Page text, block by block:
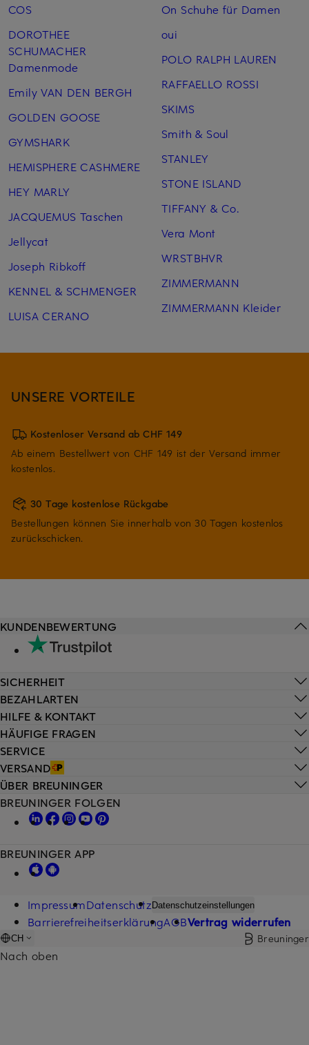
COS
DOROTHEE
SCHUMACHER
Damenmode
Emily VAN DEN BERGH
GOLDEN GOOSE
GYMSHARK
HEMISPHERE CASHMERE
HEY MARLY
JACQUEMUS Taschen
Jellycat
Joseph Ribkoff
KENNEL & SCHMENGER
LUISA CERANO
On Schuhe für Damen
oui
POLO RALPH LAUREN
RAFFAELLO ROSSI
SKIMS
Smith & Soul
STANLEY
STONE ISLAND
TIFFANY & Co.
Vera Mont
WRSTBHVR
ZIMMERMANN
ZIMMERMANN Kleider
UNSERE VORTEILE
Kostenloser Versand ab CHF 149
Ab einem Bestellwert von CHF 149 ist der Versand immer
kostenlos.
30 Tage kostenlose Rückgabe
Bestellungen können Sie innerhalb von 30 Tagen kostenlos
zurückschicken.
HILFE & KONTAKT
HÄUFIGE FRAGEN
SERVICE
VERSAND
KUNDENBEWERTUNG
SICHERHEIT
BEZAHLARTEN
ÜBER BREUNINGER
BREUNINGER FOLGEN
BREUNINGER APP
ImpressumDatenschutzDatenschutzeinstellungen
BarrierefreiheitserklärungAGBVertrag widerrufen
CH Breuninger
Nach oben